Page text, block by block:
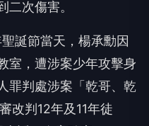
二次傷害。
誕節當天，楊承勳因
室，遭涉案少年攻擊身
罪判處涉案「乾哥、乾
改判12年及11年徒